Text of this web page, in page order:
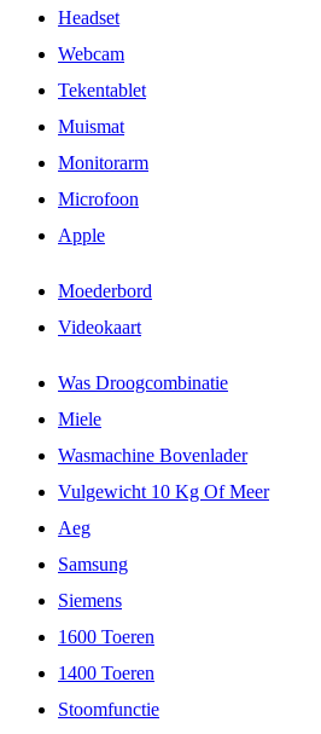
Headset
Webcam
Tekentablet
Muismat
Monitorarm
Microfoon
Apple
Moederbord
Videokaart
Was Droogcombinatie
Miele
Wasmachine Bovenlader
Vulgewicht 10 Kg Of Meer
Aeg
Samsung
Siemens
1600 Toeren
1400 Toeren
Stoomfunctie